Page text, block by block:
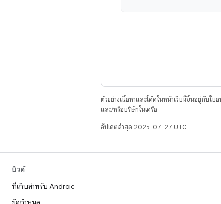
ตัวอย่างเนื้อหาและโค้ดในหน้าเว็บนี้ขึ้นอยู่กับใบ
และ/หรือบริษัทในเครือ
อัปเดตล่าสุด 2025-07-27 UTC
บิวด์
ที่เก็บสำหรับ Android
ข้อกำหนด